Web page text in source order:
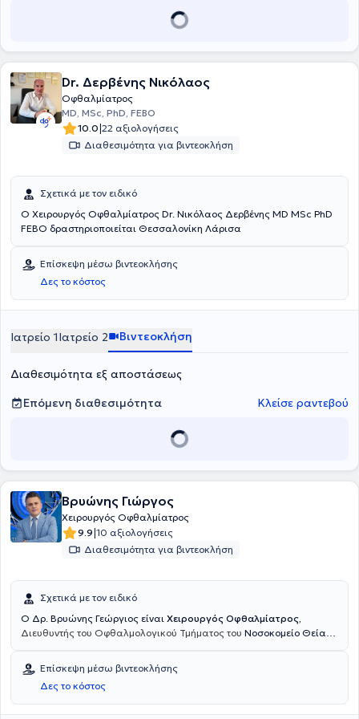
στην διόρθωση μυωπίας, υπερμετρωπίας και αστιγματισμού με
κερατοειδούς (π.χ. κερατόκωνου) με την νέα μέθοδο Cross - Linking.
Έχει εκπαιδευτεί στην χειρουργική αφαίρεση του καταρράκτη με
φακοθρυψία και στην ένθεση ειδικών ενδοφακών (τωρικών) για την
διόρθωση υψηλών αμετρωπιών (πολύ μεγάλης μυωπίας και
αστιγματισμού).
Dr. Δερβένης Νικόλαος
Οφθαλμίατρος
MD, MSc, PhD, FEBO
10.0|22 αξιολογήσεις
Διαθεσιμότητα για βιντεοκλήση
Σχετικά με τον ειδικό
Ο Χειρουργός Οφθαλμίατρος Dr. Νικόλαος Δερβένης MD MSc PhD
FEBO δραστηριοποιείται Θεσσαλονίκη Λάρισα
Επίσκεψη μέσω βιντεοκλήσης
Δες το κόστος
Ιατρείο 1Ιατρείο 2 Βιντεοκλήση
Διαθεσιμότητα εξ αποστάσεως
Επόμενη διαθεσιμότητα
Κλείσε ραντεβού
Βρυώνης Γιώργος
Χειρουργός Οφθαλμίατρος
9.9|10 αξιολογήσεις
Διαθεσιμότητα για βιντεοκλήση
Σχετικά με τον ειδικό
Ο Δρ. Βρυώνης Γεώργιος είναι Χειρουργός Οφθαλμίατρος,
Διευθυντής του Οφθαλμολογικού Τμήματος του Νοσοκομείο Θείας
στους Αμπελόκηπους. Ε
ίναι απόφοιτος της Ιατρικής Σχολής του
Εθνικού και Καποδιστριακού Πανεπιστημίου Αθηνών και ειδικός
οφθαλμίατρος με μακρόχρονη εμπειρία στην Ελλάδα και το
εξωτερικό. Μετά την ολοκλήρωση της ειδικότητάς του στην
Επίσκεψη μέσω βιντεοκλήσης
Δες το κόστος